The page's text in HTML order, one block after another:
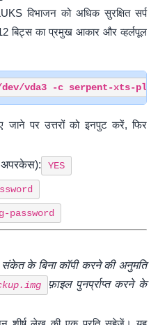
विभाजन को अधिक सुरक्षित सर्प
बिट्स का प्रमुख आकार और व्हर्लपूल
जाने पर उत्तरों को इनपुट करें, फिर
अपरकेस): YES
password
के बिना कॉपी करने की अनुमति
फ़ाइल पुनर्प्राप्त करने के